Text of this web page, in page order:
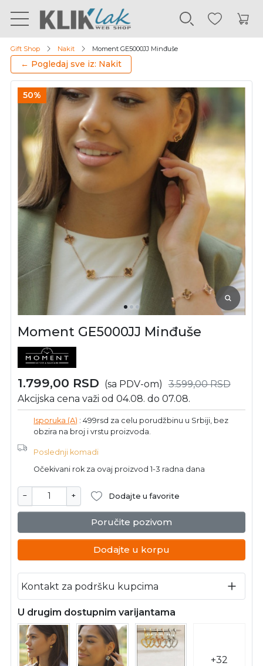
Gift Shop Nakit Moment GE5000JJ Minđuše
← Pogledaj sve iz: Nakit
50%
Moment GE5000JJ Minđuše
1.799,00 RSD (sa PDV-om) 3.599,00RSD
Akcijska cena važi od 04.08. do 07.08.
Isporuka (A) : 499rsd za celu porudžbinu u Srbiji, bez
obzira na broj i vrstu proizvoda.
Poslednji komadi
Očekivani rok za ovaj proizvod 1-3 radna dana
− + Dodajte u favorite
Poručite pozivom
Dodajte u korpu
Kontakt za podršku kupcima
U drugim dostupnim varijantama
+32